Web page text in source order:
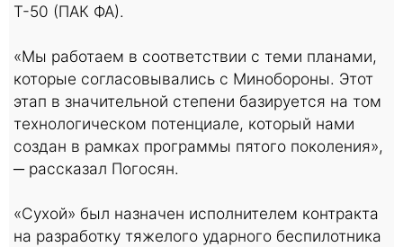
Т-50 (ПАК ФА).
«Мы работаем в соответствии с теми планами,
которые согласовывались с Минобороны. Этот
этап в значительной степени базируется на том
технологическом потенциале, который нами
создан в рамках программы пятого поколения»,
─ рассказал Погосян.
«Сухой» был назначен исполнителем контракта
на разработку тяжелого ударного беспилотника